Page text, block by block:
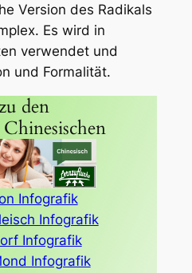
Version des Radikals
Es wird in
verwendet und
und Formalität.
den
Infografik
Infografik
Infografik
Infografik